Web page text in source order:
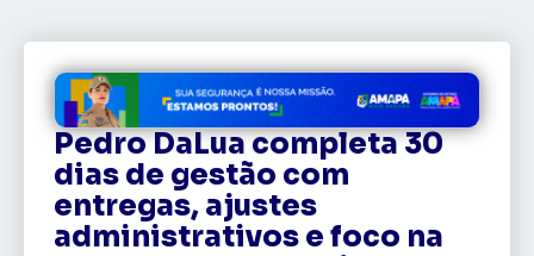
Pedro DaLua completa 30
dias de gestão com
entregas, ajustes
administrativos e foco na